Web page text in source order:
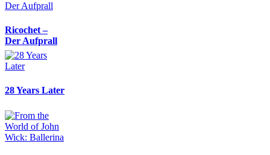
Ricochet –
Der Aufprall
28 Years Later